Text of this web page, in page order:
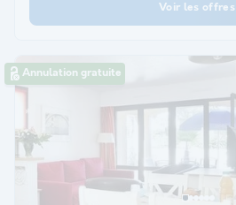
Voir les offres
Annulation gratuite